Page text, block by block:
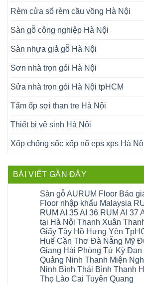
Rèm cửa sổ rèm cầu vồng Hà Nội
Sàn gỗ công nghiệp Hà Nội
Sàn nhựa giả gỗ Hà Nội
Sơn nhà trọn gói Hà Nội
Sửa nhà trọn gói Hà Nội tpHCM
Tấm ốp sợi than tre Hà Nội
Thiết bị vệ sinh Hà Nội
Xốp chống sốc xốp nổ eps xps Hà
BÀI VIẾT GẦN ĐÂY
Sàn gỗ AURUM Floor Báo
Floor nhập khẩu Malaysia
RUM AI 35 AI 36 RUM AI 37
tại Hà Nội Thanh Xuân
Giấy Tây Hồ Hưng Yên
Huế Cần Thơ Đà Nẵng Mỹ
Giang Hải Phòng Tứ Kỳ
Quảng Ninh Thanh Miện
Ninh Bình Thái Bình Thanh
Thọ Lào Cai Tuyên Quang